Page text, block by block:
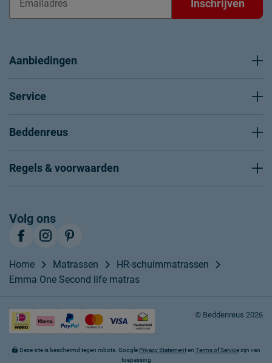
Inschrijven
Aanbiedingen
Service
Beddenreus
Regels & voorwaarden
Volg ons
Home Matrassen
HR-schuimmatrassen
Emma One Second life matras
© Beddenreus 2026
Deze site is beschermd tegen robots. Google Privacy Statementen Terms of Servicezijn van
toepassing